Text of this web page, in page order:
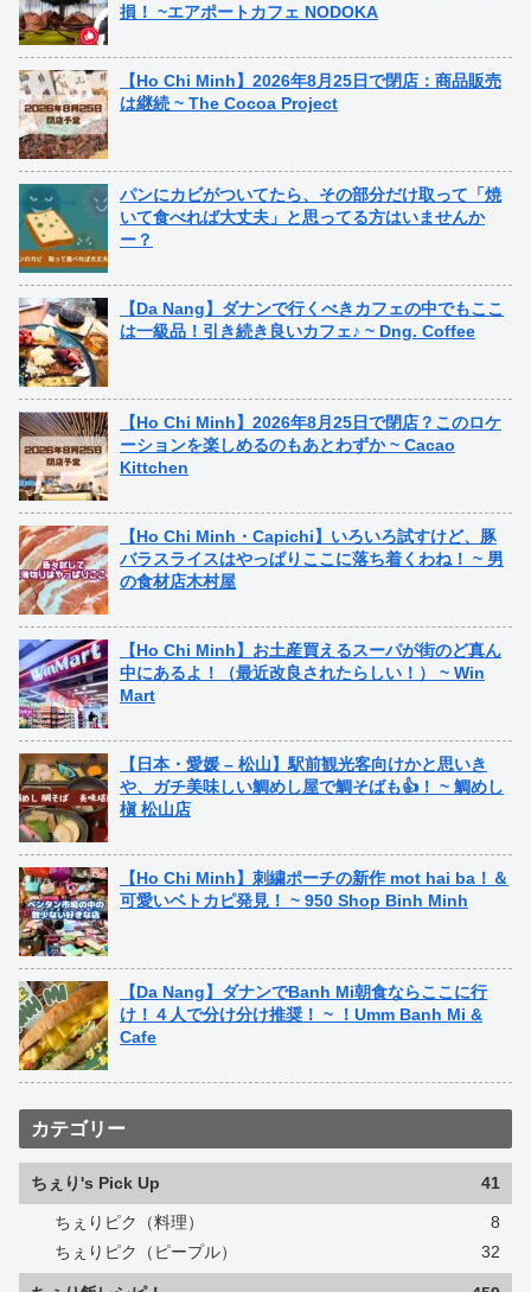
損！ ~エアポートカフェ NODOKA
【Ho Chi Minh】2026年8月25日で閉店：商品販売
は継続 ~ The Cocoa Project
パンにカビがついてたら、その部分だけ取って「焼
いて食べれば大丈夫」と思ってる方はいませんか
ー？
【Da Nang】ダナンで行くべきカフェの中でもここ
は一級品！引き続き良いカフェ♪ ~ Dng. Coffee
【Ho Chi Minh】2026年8月25日で閉店？このロケ
ーションを楽しめるのもあとわずか ~ Cacao
Kittchen
【Ho Chi Minh・Capichi】いろいろ試すけど、豚
バラスライスはやっぱりここに落ち着くわね！ ~ 男
の食材店木村屋
【Ho Chi Minh】お土産買えるスーパが街のど真ん
中にあるよ！（最近改良されたらしい！） ~ Win
Mart
【日本・愛媛 – 松山】駅前観光客向けかと思いき
や、ガチ美味しい鯛めし屋で鯛そばも👍！ ~ 鯛めし
槇 松山店
【Ho Chi Minh】刺繍ポーチの新作 mot hai ba！＆
可愛いベトカピ発見！ ~ 950 Shop Binh Minh
【Da Nang】ダナンでBanh Mi朝食ならここに行
け！４人で分け分け推奨！ ~ ！Umm Banh Mi &
Cafe
カテゴリー
ちぇり's Pick Up 41
ちぇりピク（料理）
8
ちぇりピク（ピープル）
32